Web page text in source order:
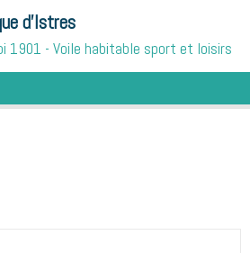
d'Istres
1901 - Voile habitable sport et loisirs